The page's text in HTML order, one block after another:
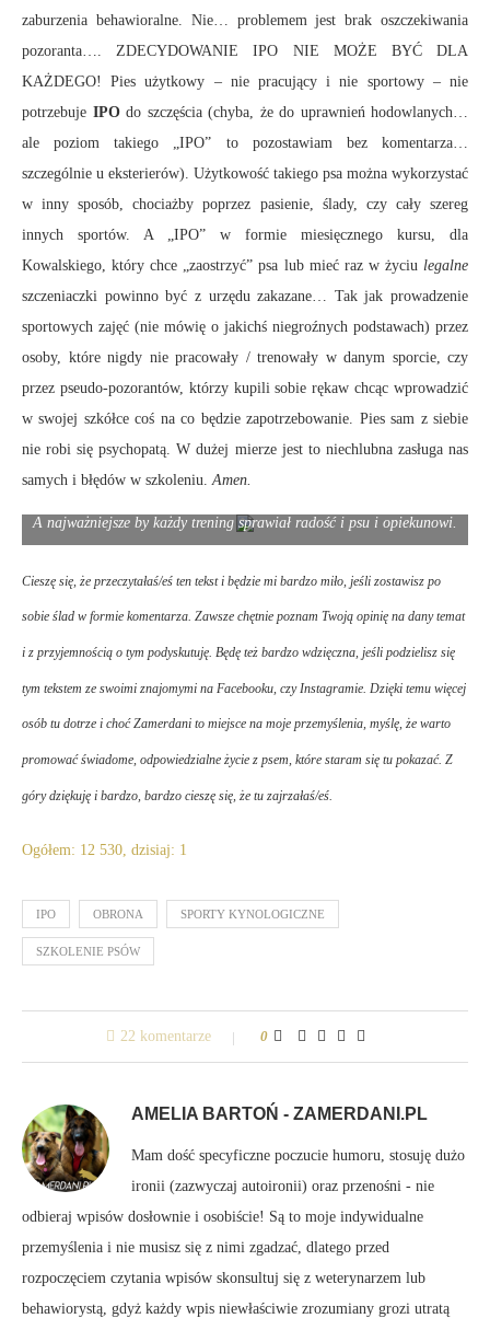
zaburzenia behawioralne. Nie… problemem jest brak oszczekiwania
pozoranta…. ZDECYDOWANIE IPO NIE MOŻE BYĆ DLA
KAŻDEGO! Pies użytkowy – nie pracujący i nie sportowy – nie
potrzebuje IPOdo szczęścia (chyba, że do uprawnień hodowlanych…
ale poziom takiego „IPO” to pozostawiam bez komentarza…
szczególnie u eksterierów). Użytkowość takiego psa można wykorzystać
w inny sposób, chociażby poprzez pasienie, ślady, czy cały szereg
innych sportów. A „IPO” w formie miesięcznego kursu, dla
Kowalskiego, który chce „zaostrzyć” psa lub mieć raz w życiu legalne
szczeniaczki powinno być z urzędu zakazane… Tak jak prowadzenie
sportowych zajęć (nie mówię o jakichś niegroźnych podstawach) przez
osoby, które nigdy nie pracowały / trenowały w danym sporcie, czy
przez pseudo-pozorantów, którzy kupili sobie rękaw chcąc wprowadzić
w swojej szkółce coś na co będzie zapotrzebowanie. Pies sam z siebie
nie robi się psychopatą. W dużej mierze jest to niechlubna zasługa nas
samych i błędów w szkoleniu. Amen.
A najważniejsze by każdy trening sprawiał radość i psu i opiekunowi.
Cieszę się, że przeczytałaś/eś ten tekst i będzie mi bardzo miło, jeśli zostawisz po
sobie ślad w formie komentarza. Zawsze chętnie poznam Twoją opinię na dany temat
i z przyjemnością o tym podyskutuję. Będę też bardzo wdzięczna, jeśli podzielisz się
tym tekstem ze swoimi znajomymi na Facebooku, czy Instagramie. Dzięki temu więcej
osób tu dotrze i choć Zamerdani to miejsce na moje przemyślenia, myślę, że warto
promować świadome, odpowiedzialne życie z psem, które staram się tu pokazać. Z
góry dziękuję i bardzo, bardzo cieszę się, że tu zajrzałaś/eś.
Ogółem: 12 530, dzisiaj: 1
IPO OBRONA SPORTY KYNOLOGICZNE
SZKOLENIE PSÓW
22 komentarze 0
AMELIA BARTOŃ - ZAMERDANI.PL
Mam dość specyficzne poczucie humoru, stosuję dużo
ironii (zazwyczaj autoironii) oraz przenośni - nie
odbieraj wpisów dosłownie i osobiście! Są to moje indywidualne
przemyślenia i nie musisz się z nimi zgadzać, dlatego przed
rozpoczęciem czytania wpisów skonsultuj się z weterynarzem lub
behawiorystą, gdyż każdy wpis niewłaściwie zrozumiany grozi utratą